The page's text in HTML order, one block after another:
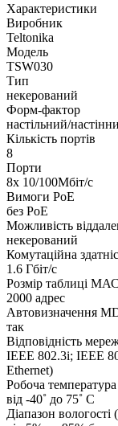
Характеристики
Виробник
Teltonika
Модель
TSW030
Тип
некерований
Форм-фактор
настільний/
Кількість портів
8
Порти
8х 10/100Мбіт/с
Вимоги PoE
без PoE
Можливість
некерований
Комутаційна
1.6 Гбіт/с
Розмір таблиці
2000 адрес
Автовизначення
так
Відповідність
IEEE 802.3i; IEEE
Ethernet)
Робоча температура
від -40˚ до 75˚ C
Діапазон вологості